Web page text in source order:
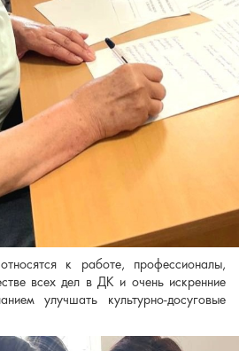
к работе, профессионалы,
всех дел в ДК и очень искренние
улучшать культурно-досуговые